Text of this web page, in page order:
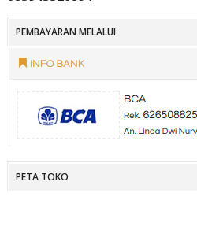
PEMBAYARAN MELALUI
PETA TOKO